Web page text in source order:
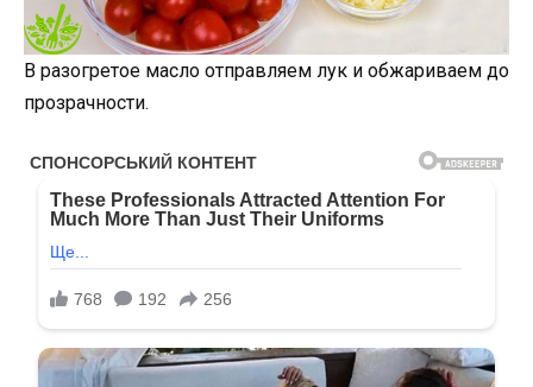
В разогретое масло отправляем лук и обжариваем до
прозрачности.